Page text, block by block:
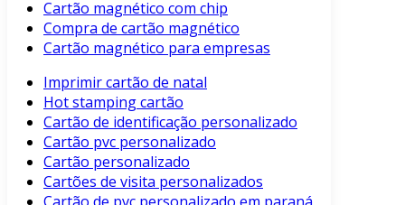
Cartão magnético com chip
Compra de cartão magnético
Cartão magnético para empresas
Imprimir cartão de natal
Hot stamping cartão
Cartão de identificação personalizado
Cartão pvc personalizado
Cartão personalizado
Cartões de visita personalizados